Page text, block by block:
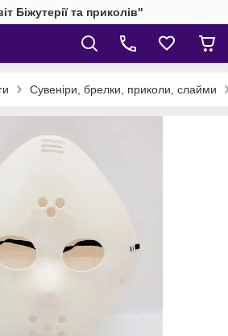
Біжутерії та приколів"
Сувеніри, брелки, приколи, слайми